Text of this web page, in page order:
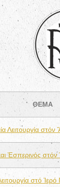
ΘΕΜΑ
Λειτουργία στόν
Ἑσπερινός
στό